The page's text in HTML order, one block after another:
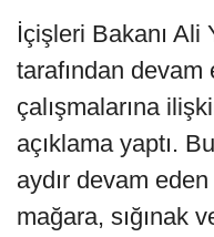
İçişleri Bakanı Ali
tarafından
çalışmalarına
açıklama yaptı.
aydır devam
mağara, sığınak